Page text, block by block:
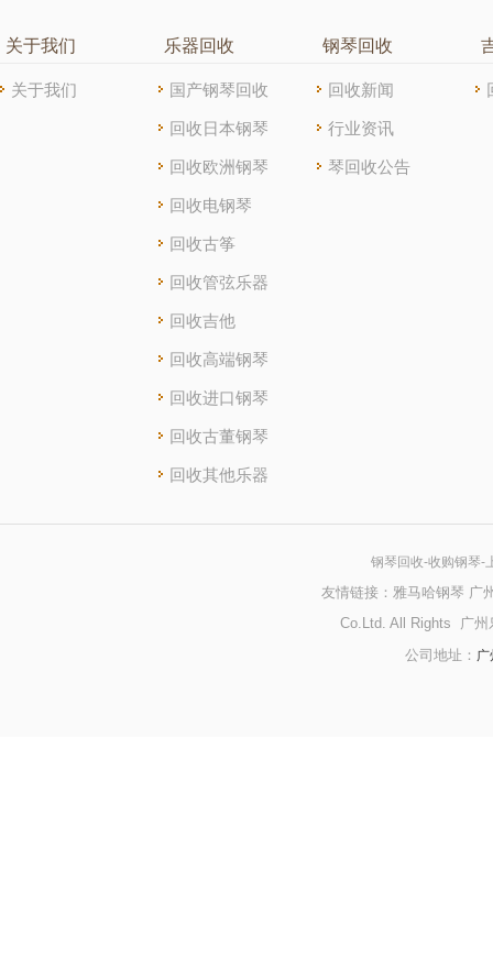
关于我们
关于我们
乐器回收
国产钢琴回收
回收日本钢琴
回收欧洲钢琴
回收电钢琴
回收古筝
回收管弦乐器
回收吉他
回收高端钢琴
回收进口钢琴
回收古董钢琴
回收其他乐器
钢琴回收
回收新闻
行业资讯
琴回收公告
钢琴回收-收购钢琴-
友情链接： 雅马哈钢琴 广
Co.Ltd. All Rights 广州
公司地址：